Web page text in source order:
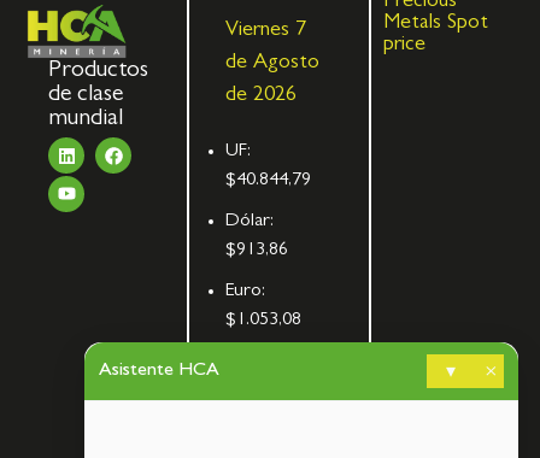
Asistente HCA ▾ ×
Productos
de clase
mundial
Viernes 7
de Agosto
de 2026
UF:
$40.844,79
Dólar:
$913,86
Euro:
$1.053,08
Metals Spot
price